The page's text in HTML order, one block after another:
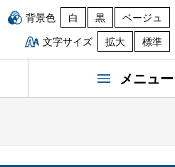
背景色 白 黒
ベージュ
文字サイズ
拡大 標準
メニュー